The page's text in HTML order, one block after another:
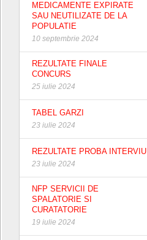
MEDICAMENTE EXPIRATE
SAU NEUTILIZATE DE LA
POPULATIE
10 septembrie 2024
REZULTATE FINALE
CONCURS
25 iulie 2024
TABEL GARZI
23 iulie 2024
REZULTATE PROBA INTERVIU
23 iulie 2024
NFP SERVICII DE
SPALATORIE SI
CURATATORIE
19 iulie 2024